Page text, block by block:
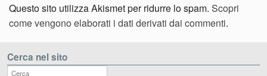
Questo sito utilizza Akismet per ridurre lo spam. Scopri
come vengono elaborati i dati derivati dai commenti.
Cerca nel sito